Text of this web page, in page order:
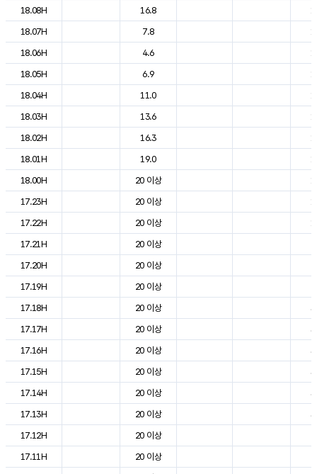
18.08H
16.8
18.07H
7.8
18.06H
4.6
18.05H
6.9
18.04H
11.0
18.03H
13.6
18.02H
16.3
18.01H
19.0
18.00H
20 이상
17.23H
20 이상
17.22H
20 이상
17.21H
20 이상
17.20H
20 이상
17.19H
20 이상
17.18H
20 이상
17.17H
20 이상
17.16H
20 이상
17.15H
20 이상
17.14H
20 이상
17.13H
20 이상
17.12H
20 이상
17.11H
20 이상